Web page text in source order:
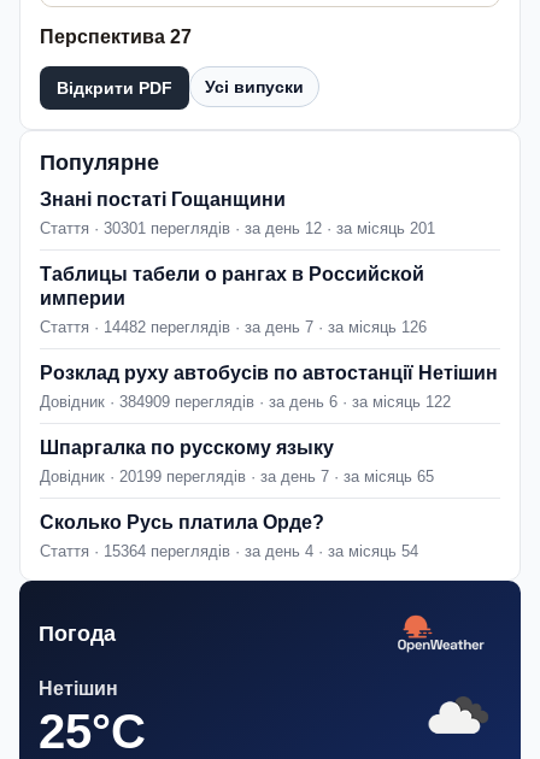
Перспектива 27
Відкрити PDF Усі випуски
Популярне
Знані постаті Гощанщини
Стаття · 30301 переглядів · за день 12 · за місяць 201
Таблицы табели о рангах в Российской
империи
Стаття · 14482 переглядів · за день 7 · за місяць 126
Розклад руху автобусів по автостанції Нетішин
Довідник · 384909 переглядів · за день 6 · за місяць 122
Шпаргалка по русскому языку
Довідник · 20199 переглядів · за день 7 · за місяць 65
Сколько Русь платила Орде?
Стаття · 15364 переглядів · за день 4 · за місяць 54
Погода
Нетішин
25°C